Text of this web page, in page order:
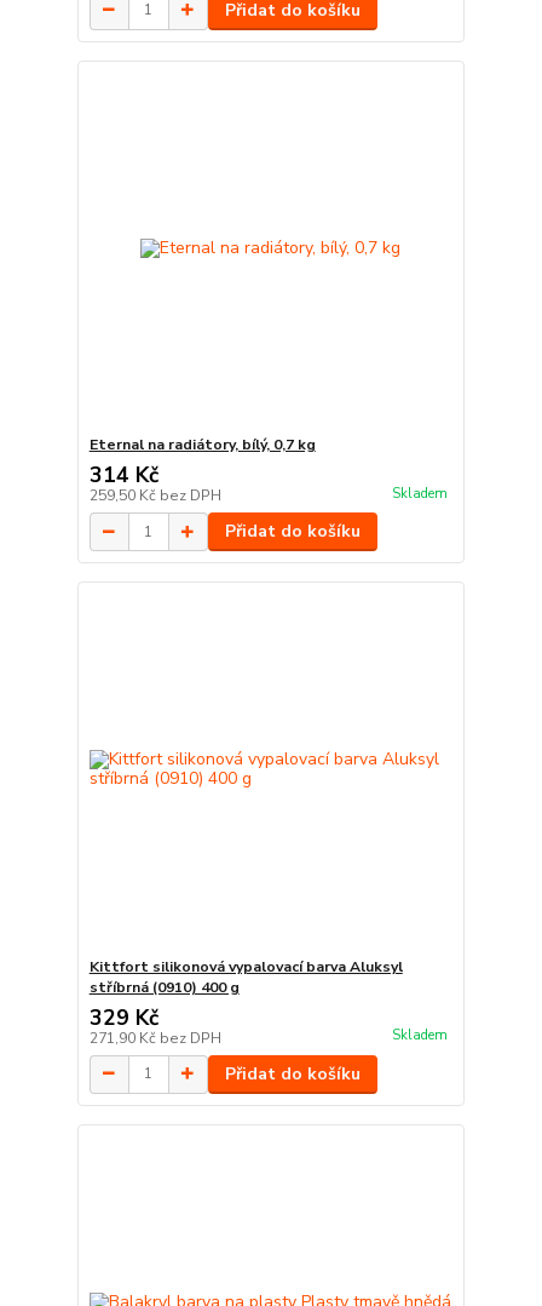
Přidat do košíku
Eternal na radiátory, bílý, 0,7 kg
314 Kč
259,50 Kč bez DPH Skladem
Přidat do košíku
Kittfort silikonová vypalovací barva Aluksyl
stříbrná (0910) 400 g
329 Kč
271,90 Kč bez DPH Skladem
Přidat do košíku